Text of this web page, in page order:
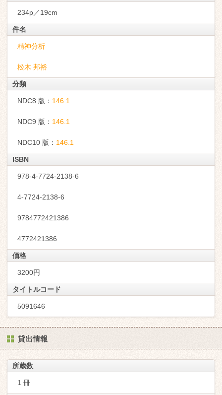
234p／19cm
件名
精神分析
松木 邦裕
分類
NDC8 版： 146.1
NDC9 版： 146.1
NDC10 版： 146.1
ISBN
978-4-7724-2138-6
4-7724-2138-6
9784772421386
4772421386
価格
3200円
タイトルコード
5091646
貸出情報
所蔵数
1 冊